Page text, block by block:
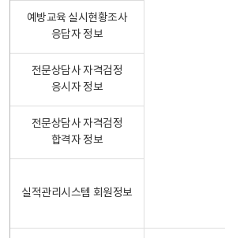
예방교육 실시현황조사
응답자 정보
전문상담사 자격검정
응시자 정보
전문상담사 자격검정
합격자 정보
실적관리시스템 회원정보